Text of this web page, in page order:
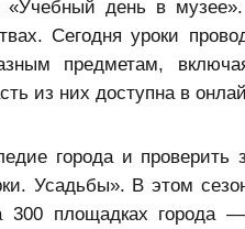
«Учебный день в
Сегодня уроки
предметам,
из них доступна в
города и
Усадьбы». В этом
300 площадках города